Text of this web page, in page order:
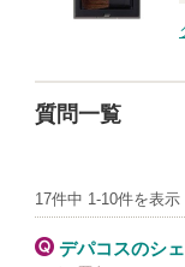
質問一覧
17件中 1-10件を表示
デパコスのシ